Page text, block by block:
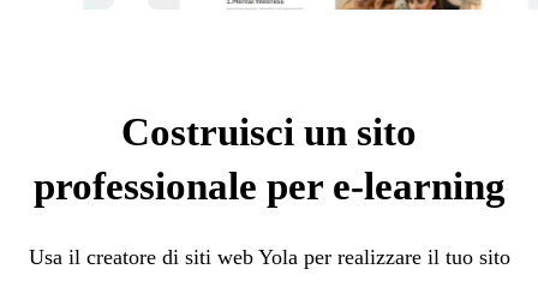
Costruisci un sito
professionale per e-learning
Usa il creatore di siti web Yola per realizzare il tuo sito